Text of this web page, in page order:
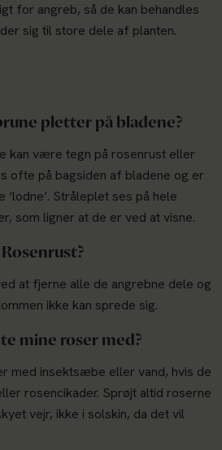
for angreb, så de kan behandles
sig til store dele af planten.
pletter på bladene?
kan være tegn på rosenrust eller
ofte på bagsiden af bladene og er
Stråleplet ses på hele
som ligner at de er ved at visne.
at fjerne alle de angrebne dele og
ikke kan sprede sig.
mine roser med?
med insektsæbe eller vand, hvis de
rosencikader. Sprøjt altid roserne
vejr, ikke i solskin, da det vil